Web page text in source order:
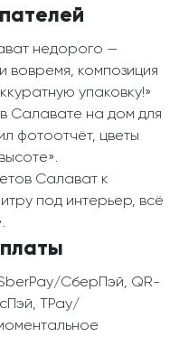
недорого —
вовремя, композиция
упаковку!»
Салавате на дом для
фотоотчёт, цветы
Салават к
под интерьер, всё
СберПэй, QR-
TPay/